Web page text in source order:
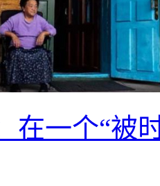
在一个“被